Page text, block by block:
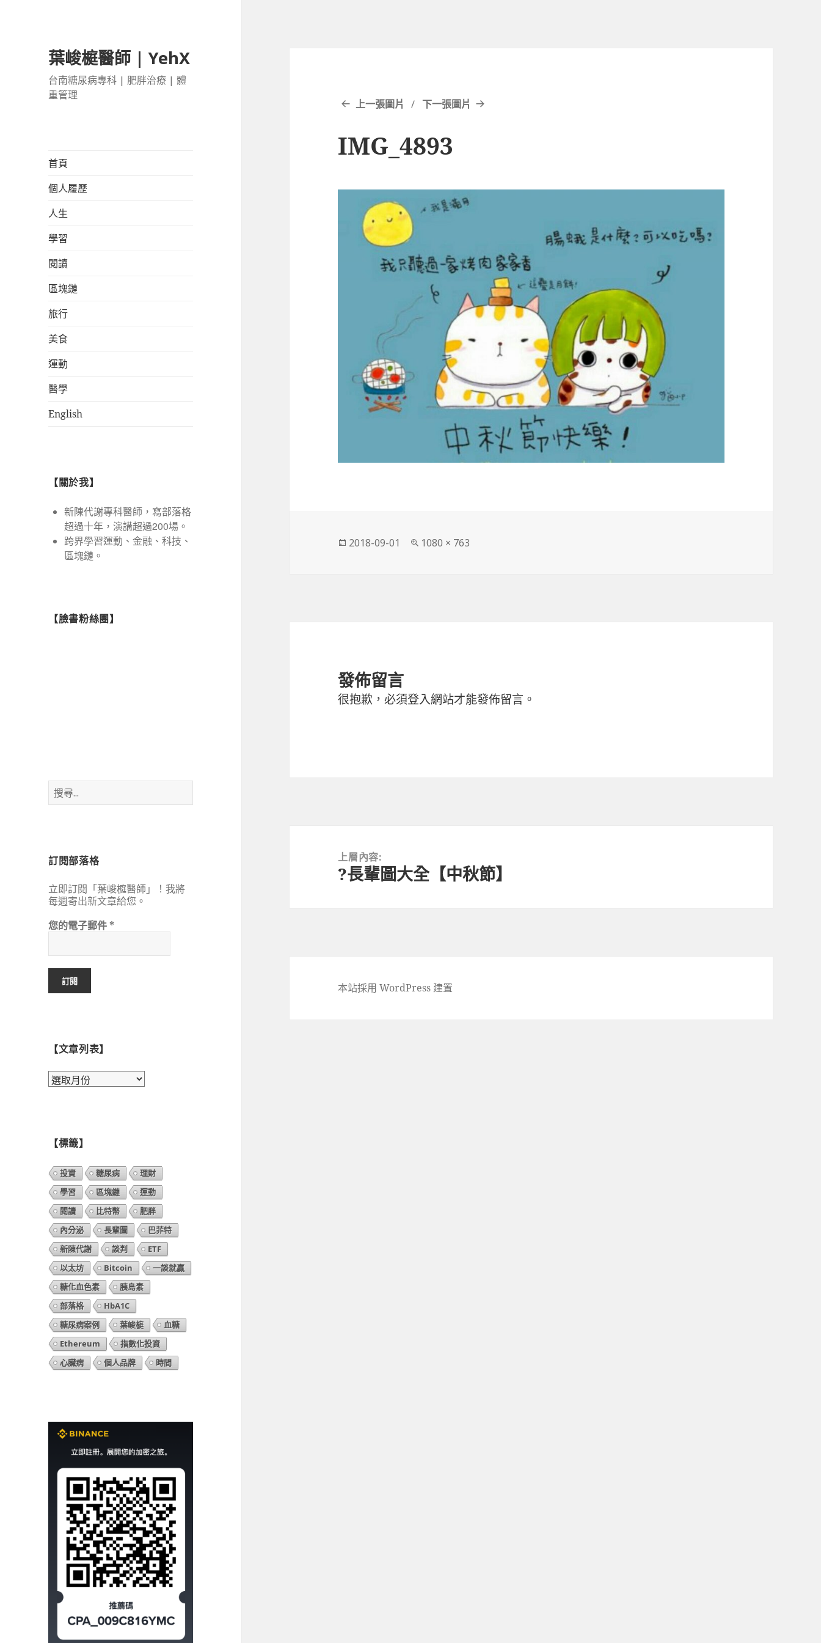
葉峻榳醫師 | YehX
台南糖尿病專科 | 肥胖治療 | 體
重管理
首頁
個人履歷
人生
學習
閱讀
區塊鏈
旅行
美食
運動
醫學
English
【關於我】
新陳代謝專科醫師，寫部落格
超過十年，演講超過200場。
跨界學習運動、金融、科技、
區塊鏈。
【臉書粉絲團】
搜
尋
訂閱部落格
立即訂閱「葉峻榳醫師」！我將
每週寄出新文章給您。
您的電子郵件*
【文章列表】
【文
【標籤】
投資 糖尿病
理財
學習
區塊鏈
運動
閱讀
比特幣
肥胖
內分泌
長輩圖
巴菲特
新陳代謝
談判
ETF
以太坊
Bitcoin
一談就贏
糖化血色素
胰島素
部落格
HbA1C
糖尿病案例
葉峻榳
血糖
Ethereum
指數化投資
心臟病
個人品牌 時間
上一張圖片 下一張圖片
IMG_4893
發
2018-09-01
完
1080 × 763
發佈留言
很抱歉，必須登入網站才能發佈留言。
上層內容:
?長輩圖大全【中秋節】
本站採用 WordPress 建置